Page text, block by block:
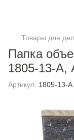
Товары для
Папка
1805-13-A,
Артикул: 1805-13-A